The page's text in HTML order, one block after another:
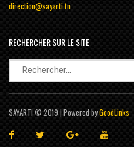
direction@sayarti.tn
RECHERCHER SUR LE SITE
Rechercher :
SAYARTI © 2019 | Powered byGoodLinks